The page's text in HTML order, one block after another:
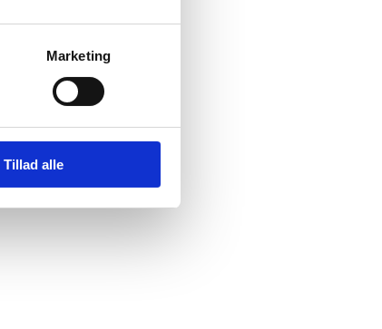
Marketing
Tillad alle